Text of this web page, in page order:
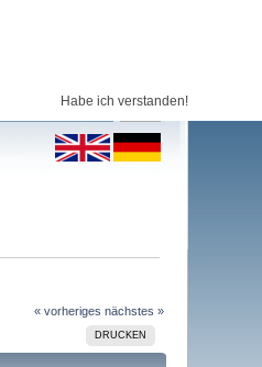
Habe ich verstanden!
« vorheriges nächstes »
DRUCKEN